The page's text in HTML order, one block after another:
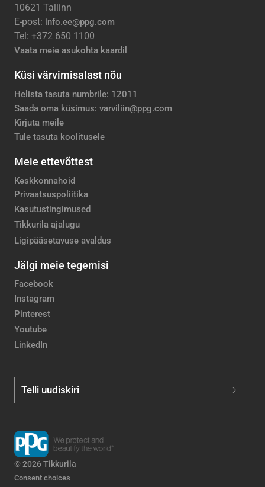
10621 Tallinn
E-post: info.ee@ppg.com
Tel: +372 650 1100
Vaata meie asukohta kaardil
Küsi värvimisalast nõu
Helista tasuta numbrile: 12011
Saada oma küsimus: varviliin@ppg.com
Kirjuta meile
Tule tasuta koolitusele
Meie ettevõttest
Keskkonnahoid
Privaatsuspoliitika
Kasutustingimused
Tikkurila ajalugu
Ligipääsetavuse avaldus
Jälgi meie tegemisi
Facebook
Instagram
Pinterest
Youtube
LinkedIn
Telli uudiskiri
© 2026 Tikkurila
Consent choices